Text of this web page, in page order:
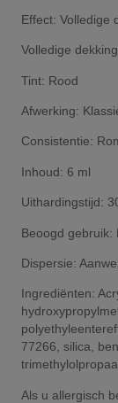
Effect: Volledige
Volledige
Tint: Rood
Afwerking:
Consistentie:
Inhoud: 6 ml
Uithardingstijd:
Beoogd gebruik:
Dispersie:
Ingrediënten:
77266, silica,
Als u allergisch